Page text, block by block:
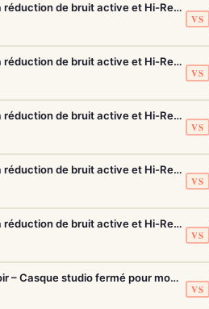
Sony WH-1000XM5 – Casque sans fil à réduction de bruit active et Hi-Res LDAC
VS
Sony WH-1000XM5 – Casque sans fil à réduction de bruit active et Hi-Res LDAC
VS
Sony WH-1000XM5 – Casque sans fil à réduction de bruit active et Hi-Res LDAC
VS
Sony WH-1000XM5 – Casque sans fil à réduction de bruit active et Hi-Res LDAC
VS
Sony WH-1000XM5 – Casque sans fil à réduction de bruit active et Hi-Res LDAC
VS
Beyerdynamic DT 770 Pro 80 Ohms Noir – Casque studio fermé pour monitoring précis
VS